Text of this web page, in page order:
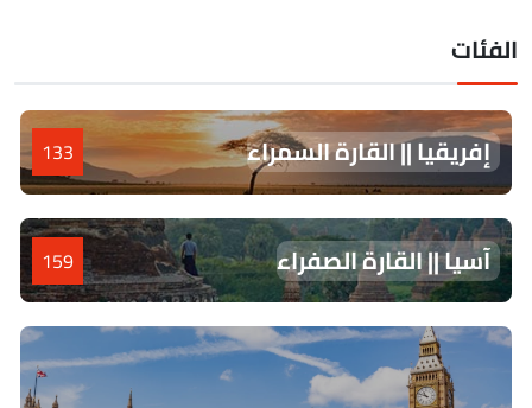
إفريقيا || القارة السمراء 133
آسيا || القارة الصفراء 159